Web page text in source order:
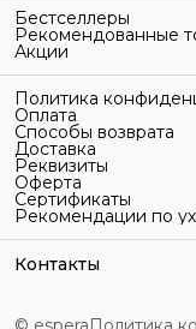
Бестселлеры
Рекомендованные
Акции
Политика
Оплата
Способы возврата
Доставка
Реквизиты
Оферта
Сертификаты
Рекомендации по
Контакты